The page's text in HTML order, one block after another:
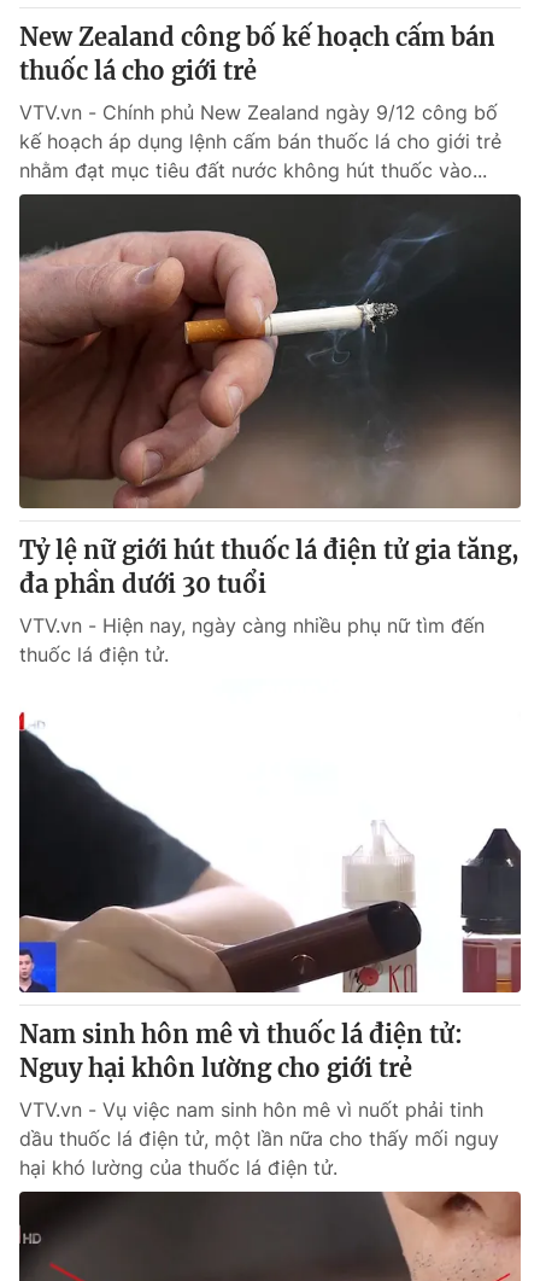
VTV9 VTV8
Liên hệ tòa soạn
Theo dõi báo trên
Cơ quan chủ quản:
Đài Truyền hình Việt Nam
Thời báo VTV
Giấy phép hoạt động báo in và báo điện tử số 483/GP-BTTTT
cấp ngày 29/12/2023
Tổng Biên tập:Vũ Thanh Thủy
Phó Tổng Biên tập:Nguyễn Thị Mỹ Hạnh, Phạm Quốc Thắng,
Nguyễn Trọng Ninh
Tổng đài VTV:024.38 355 931 - 024.38 355 932
Ðiện thoại Thời báo VTV: 024.66 897 897
Email: toasoan@vtv.vn
® Cấm sao chép dưới mọi hình thức nếu không có sự chấp
thuận bằng văn bản. Ghi rõ nguồn VTV.vn khi phát hành lại
thông tin từ website này.
New Zealand công bố kế hoạch cấm bán
thuốc lá cho giới trẻ
VTV.vn - Chính phủ New Zealand ngày 9/12 công bố
kế hoạch áp dụng lệnh cấm bán thuốc lá cho giới trẻ
nhằm đạt mục tiêu đất nước không hút thuốc vào...
Tỷ lệ nữ giới hút thuốc lá điện tử gia tăng,
đa phần dưới 30 tuổi
VTV.vn - Hiện nay, ngày càng nhiều phụ nữ tìm đến
thuốc lá điện tử.
Nam sinh hôn mê vì thuốc lá điện tử:
Nguy hại khôn lường cho giới trẻ
VTV.vn - Vụ việc nam sinh hôn mê vì nuốt phải tinh
dầu thuốc lá điện tử, một lần nữa cho thấy mối nguy
hại khó lường của thuốc lá điện tử.